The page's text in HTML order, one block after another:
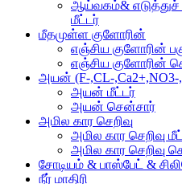
ஆய்வகம்& எடுத்துச்
மீட்டர்
மீதமுள்ள குளோரின்
எஞ்சிய குளோரின்
எஞ்சிய குளோரின்
அயன் (F-,CL-
அயன் மீட்டர்
அயன் சென்சார்
அமில கார செறிவு
அமில கார செறிவு
அமில கார செறிவு
சோடியம் & பாஸ்பேட் &
நீர் மாதிரி